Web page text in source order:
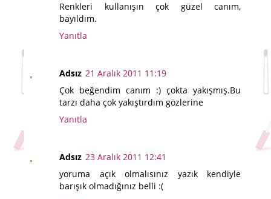
Renkleri kullanışın çok güzel canım,
bayıldım.
Yanıtla
Adsız 21 Aralık 2011 11:19
Çok beğendim canım :) çokta yakışmış.Bu
tarzı daha çok yakıştırdım gözlerine
Yanıtla
Adsız 23 Aralık 2011 12:41
yoruma açık olmalısınız yazık kendiyle
barışık olmadığınız belli :(